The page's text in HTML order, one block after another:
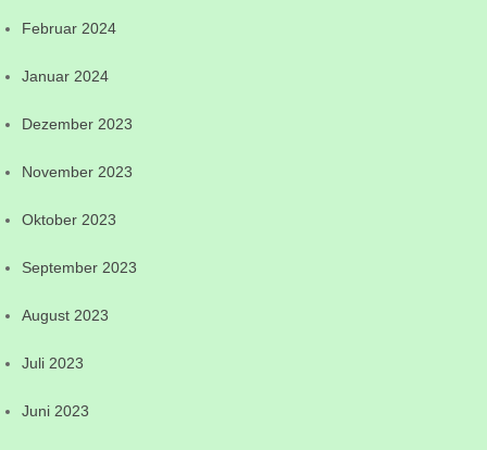
Februar 2024
Januar 2024
Dezember 2023
November 2023
Oktober 2023
September 2023
August 2023
Juli 2023
Juni 2023